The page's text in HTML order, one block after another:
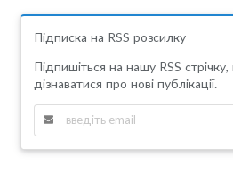
Підписка на RSS розсилку
Підпишіться на нашу RSS
дізнаватися про нові публікації.